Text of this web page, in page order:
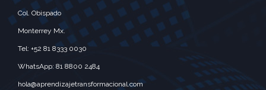
Col. Obispado
Monterrey Mx.‎
Tel: +52 81 8333 0030
WhatsApp: 81 8800 2484
hola@aprendizajetransformacional.com